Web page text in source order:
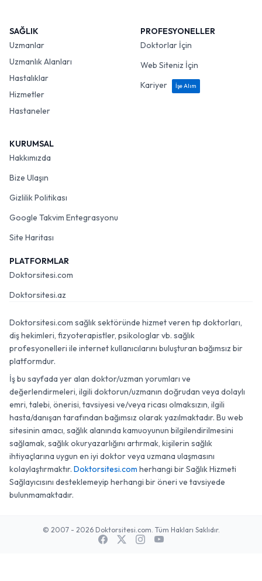
SAĞLIK
Uzmanlar
Uzmanlık Alanları
Hastalıklar
Hizmetler
Hastaneler
PROFESYONELLER
Doktorlar İçin
Web Siteniz İçin
Kariyer
İşe Alım
KURUMSAL
Hakkımızda
Bize Ulaşın
Gizlilik Politikası
Google Takvim Entegrasyonu
Site Haritası
PLATFORMLAR
Doktorsitesi.com
Doktorsitesi.az
Doktorsitesi.com sağlık sektöründe hizmet veren tıp doktorları,
diş hekimleri, fizyoterapistler, psikologlar vb. sağlık
profesyonelleri ile internet kullanıcılarını buluşturan bağımsız bir
platformdur.
İş bu sayfada yer alan doktor/uzman yorumları ve
değerlendirmeleri, ilgili doktorun/uzmanın doğrudan veya dolaylı
emri, talebi, önerisi, tavsiyesi ve/veya ricası olmaksızın, ilgili
hasta/danışan tarafından bağımsız olarak yazılmaktadır. Bu web
sitesinin amacı, sağlık alanında kamuoyunun bilgilendirilmesini
sağlamak, sağlık okuryazarlığını artırmak, kişilerin sağlık
ihtiyaçlarına uygun en iyi doktor veya uzmana ulaşmasını
kolaylaştırmaktır. Doktorsitesi.com herhangi bir Sağlık Hizmeti
Sağlayıcısını desteklemeyip herhangi bir öneri ve tavsiyede
bulunmamaktadır.
© 2007 - 2026 Doktorsitesi.com. Tüm Hakları Saklıdır.